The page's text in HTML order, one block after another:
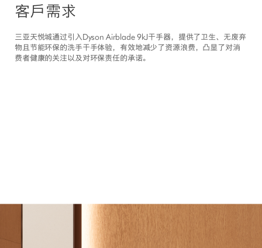
客戶需求
三亚天悦城通过引入Dyson Airblade 9kJ干手器，提供了卫生、无废弃
物且节能环保的洗手干手体验，有效地减少了资源浪费，凸显了对消
费者健康的关注以及对环保责任的承诺。